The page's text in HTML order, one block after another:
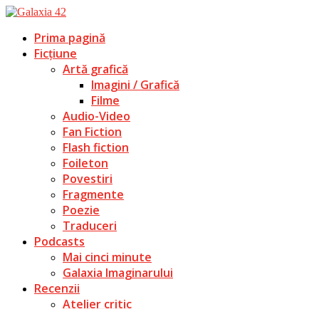
Prima pagină
Ficțiune
Artă grafică
Imagini / Grafică
Filme
Audio-Video
Fan Fiction
Flash fiction
Foileton
Povestiri
Fragmente
Poezie
Traduceri
Podcasts
Mai cinci minute
Galaxia Imaginarului
Recenzii
Atelier critic